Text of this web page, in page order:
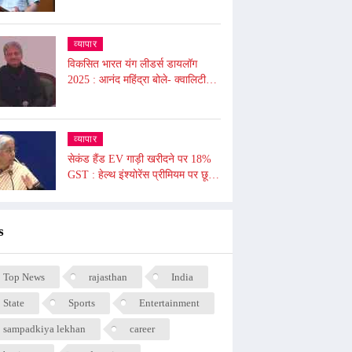
व्यापार
विकसित भारत यंग लीडर्स डायलॉग
2025 : आनंद महिंद्रा बोले- क्वालिटी
व्यापार
सेकंड हैंड EV गाड़ी खरीदने पर 18%
GST : हेल्थ इंश्योरेंस प्रीमियम पर छूट
Top News rajasthan India
State Sports Entertainment
sampadkiya lekhan career